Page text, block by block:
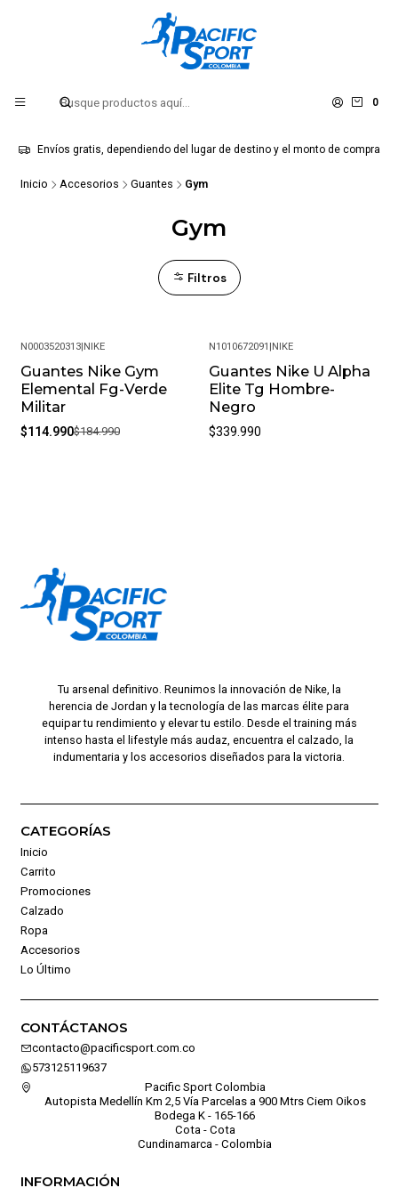
0
Envíos gratis, dependiendo del lugar de destino y el monto de compra
Inicio Accesorios Guantes Gym
Gym
Filtros
-38%
N0003520313| NIKE
Guantes Nike Gym
Elemental Fg-Verde
Militar
$114.990$184.990
N1010672091 NIKE
Guantes Nike U Alpha
Elite Tg Hombre-
Negro
$339.990
Tu arsenal definitivo. Reunimos la innovación de Nike, la
herencia de Jordan y la tecnología de las marcas élite para
equipar tu rendimiento y elevar tu estilo. Desde el training más
intenso hasta el lifestyle más audaz, encuentra el calzado, la
indumentaria y los accesorios diseñados para la victoria.
CATEGORÍAS
Inicio
Carrito
Promociones
Calzado
Ropa
Accesorios
Lo Último
CONTÁCTANOS
contacto@pacificsport.com.co
573125119637
Pacific Sport Colombia
Autopista Medellín Km 2,5 Vía Parcelas a 900 Mtrs Ciem Oikos
Bodega K - 165-166
Cota - Cota
Cundinamarca - Colombia
INFORMACIÓN